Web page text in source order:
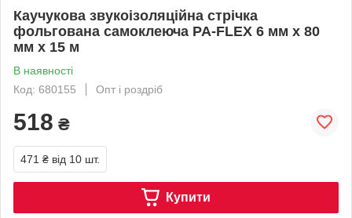
Каучукова звукоізоляційна стрічка
фольгована самоклеюча PA-FLEX 6 мм х 80
мм х 15 м
В наявності
Код: 680155
Опт і роздріб
518 ₴
471 ₴ від 10 шт.
Купити